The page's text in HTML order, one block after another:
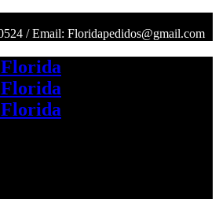
/ Email: Floridapedidos@gmail.com